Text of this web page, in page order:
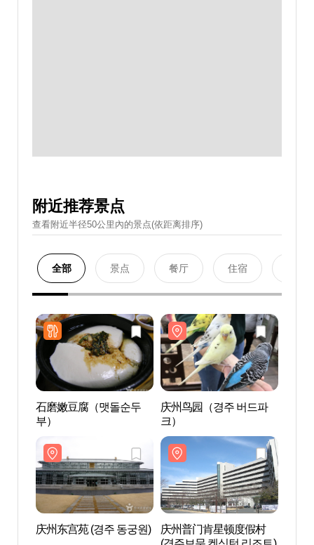
附近推荐景点
查看附近半径50公里內的景点(依距离排序)
全部 景点 餐厅 住宿
石磨嫩豆腐（맷돌순두
부）
庆州鸟园（경주 버드파
크）
庆州东宫苑 (경주 동궁원)
庆州普门肯星顿度假村